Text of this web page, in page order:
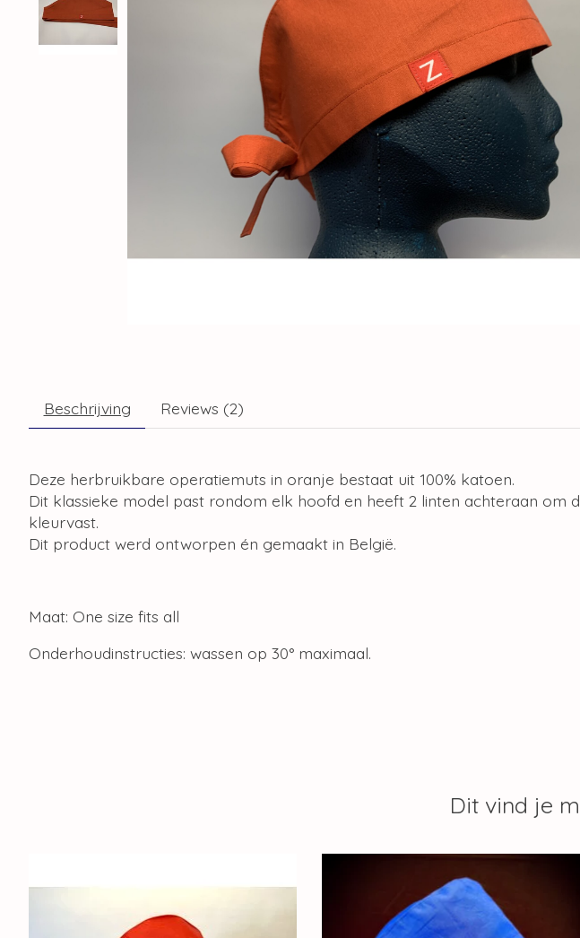
Beschrijving Reviews (2)
Deze herbruikbare operatiemuts in oranje bestaat uit 100% katoen.
Dit klassieke model past rondom elk hoofd en heeft 2 linten achteraan om
kleurvast.
Dit product werd ontworpen én gemaakt in België.
Maat: One size fits all
Onderhoudinstructies: wassen op 30° maximaal.
Dit vind je